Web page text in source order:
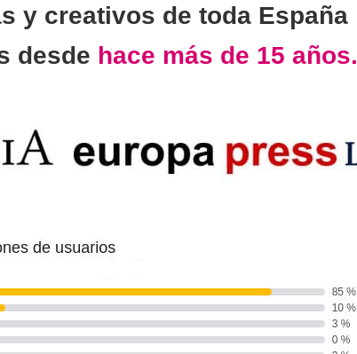
y creativos de toda España
desde hace más de 15 años.